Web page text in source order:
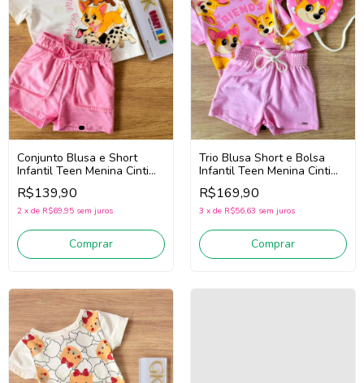
Conjunto Blusa e Short
Infantil Teen Menina Cinti
22093 (Off White/Rosa)
R$139,90
2 x de R$69,95 sem juros
Comprar
Trio Blusa Short e Bolsa
Infantil Teen Menina Cinti
22100 (Rosa)
R$169,90
3 x de R$56,63 sem juros
Comprar